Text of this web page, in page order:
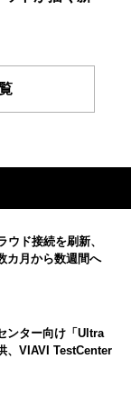
ド接続を刷新、
カ月から数週間へ
ンター向け「Ultra
、VIAVI TestCenter